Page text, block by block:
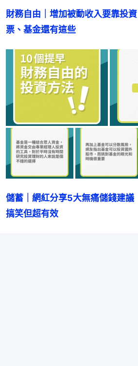
財務自由｜增加被動收入要靠投
票、基金還有這些
儲蓄｜網紅分享5大無痛儲錢建議
搞笑但超有效